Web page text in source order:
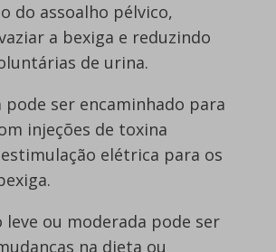
do assoalho pélvico,
a bexiga e reduzindo
de urina.
ser encaminhado para
injeções de toxina
elétrica para os
leve ou moderada pode ser
na dieta ou